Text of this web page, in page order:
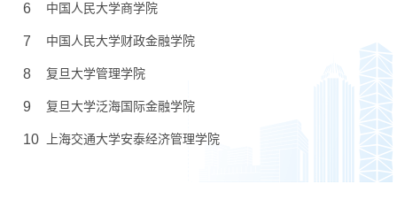
6 中国人民大学商学院
7 中国人民大学财政金融学院
8 复旦大学管理学院
9 复旦大学泛海国际金融学院
10 上海交通大学安泰经济管理学院